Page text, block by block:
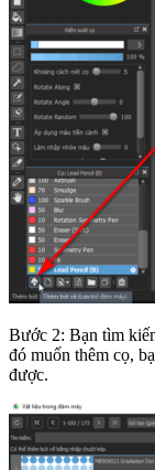
Bước 2: Bạn tìm
đó muốn thêm cọ,
được.